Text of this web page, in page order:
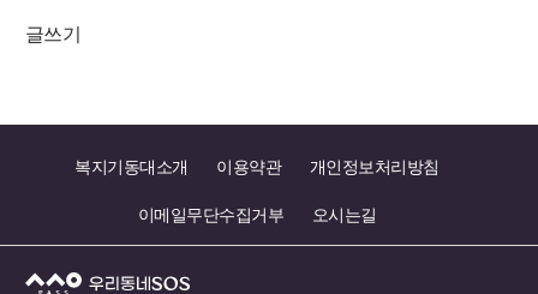
글쓰기
복지기동대소개 이용약관 개인정보처리방침
이메일무단수집거부 오시는길